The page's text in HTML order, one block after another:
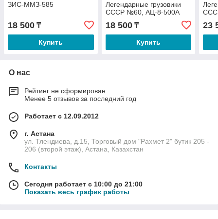
ЗИС-ММЗ-585
18 500 ₸
Купить
Легендарные грузовики
СССР №60, АЦ-8-500А
18 500₸
Купить
23
О нас
Рейтинг не сформирован
Менее 5 отзывов за последний год
Работает с 12.09.2012
г. Астана
ул. Тлендиева, д.15, Торговый дом "Рахмет 2" бутик 205 -
206 (второй этаж), Астана, Казахстан
Контакты
Сегодня работает с 10:00 до 21:00
Показать весь график работы